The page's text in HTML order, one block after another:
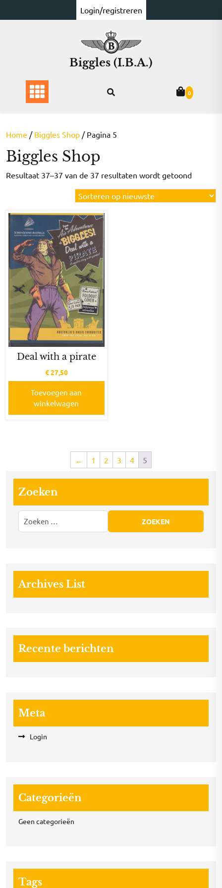
naar
Login/registreren
Biggles (I.B.A.)
0
Home / Biggles Shop / Pagina 5
Biggles Shop
Resultaat 37–37 van de 37 resultaten wordt getoond
op
Deal with a pirate
€27,50
Toevoegen aan
winkelwagen
← 1 2 3 4 5
Zoeken
Archives List
Recente berichten
Meta
Login
Categorieën
Geen categorieën
Tags